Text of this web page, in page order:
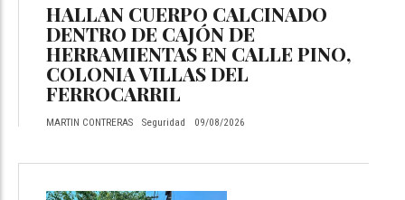
HALLAN CUERPO CALCINADO
DENTRO DE CAJÓN DE
HERRAMIENTAS EN CALLE PINO,
COLONIA VILLAS DEL
FERROCARRIL
MARTIN CONTRERAS Seguridad 09/08/2026